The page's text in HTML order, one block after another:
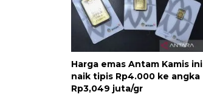
Harga emas Antam Kamis ini
naik tipis Rp4.000 ke angka
Rp3,049 juta/gr